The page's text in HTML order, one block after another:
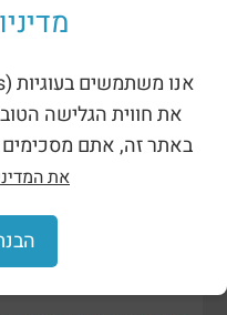
את חווית הגלישה
באתר זה, אתם מסכימים
את